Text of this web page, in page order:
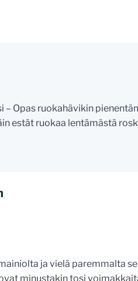
– Opas ruokahävikin
estät ruokaa lentämästä
ja vielä paremmalta
minustakin tosi